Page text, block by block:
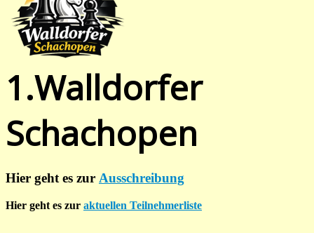
1.Walldorfer
Schachopen
Hier geht es zur Ausschreibung
Hier geht es zur aktuellen Teilnehmerliste